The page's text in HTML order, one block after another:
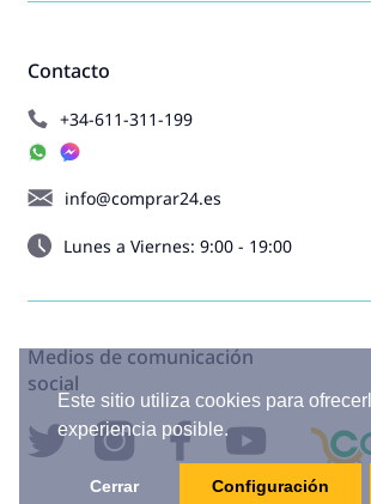
Este sitio utiliza cookies para
experiencia posible.
Cerrar Configuración
Contacto
+34-611-311-199
info@comprar24.es
Lunes a Viernes: 9:00 - 19:00
Medios de comunicación
social